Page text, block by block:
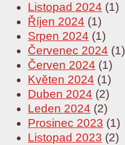
Listopad 2024 (1)
Říjen 2024 (1)
Srpen 2024 (1)
Červenec 2024 (1)
Červen 2024 (1)
Květen 2024 (1)
Duben 2024 (2)
Leden 2024 (2)
Prosinec 2023 (1)
Listopad 2023 (2)